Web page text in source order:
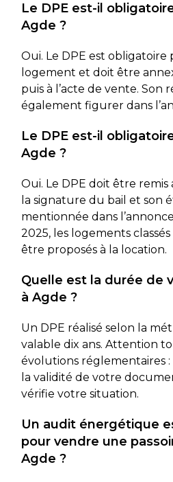
Le DPE est-il
Agde ?
Oui. Le DPE est
logement et doit être
puis à l’acte de vente. Son
également figurer dans
Le DPE est-il
Agde ?
Oui. Le DPE doit être
la signature du bail et son
mentionnée dans
2025, les logements
être proposés à la location.
Quelle est la durée de
à Agde ?
Un DPE réalisé selon la
valable dix ans. Attention
évolutions réglementaires
la validité de votre
vérifie votre situation.
Un audit énergétique
pour vendre une
Agde ?